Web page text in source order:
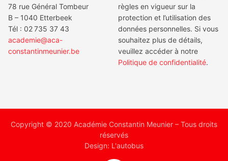
78 rue Général Tombeur
B – 1040 Etterbeek
Tél : 02 735 37 43
academie@aca-
constantinmeunier.be
règles en vigueur sur la
protection et l’utilisation des
données personnelles. Si vous
souhaitez plus de détails,
veuillez accéder à notre
Politique de confidentialité.
Copyright © 2020 Académie Constantin Meunier – Tous droits
réservés
Design: L'autobus